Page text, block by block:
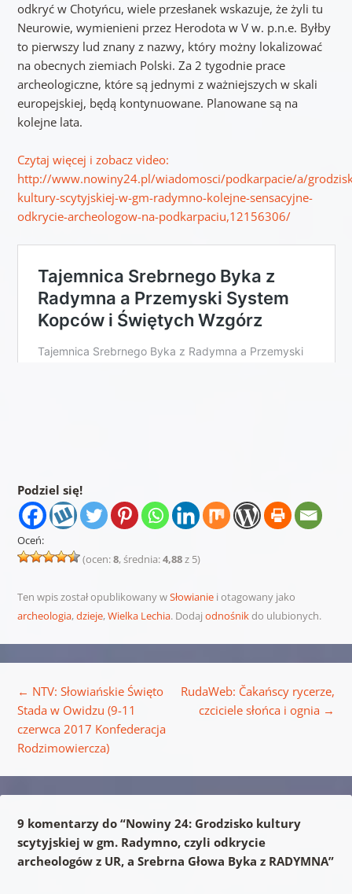
odkryć w Chotyńcu, wiele przesłanek wskazuje, że żyli tu
Neurowie, wymienieni przez Herodota w V w. p.n.e. Byłby
to pierwszy lud znany z nazwy, który możny lokalizować
na obecnych ziemiach Polski. Za 2 tygodnie prace
archeologiczne, które są jednymi z ważniejszych w skali
europejskiej, będą kontynuowane. Planowane są na
kolejne lata.
Czytaj więcej i zobacz video:
http://www.nowiny24.pl/wiadomosci/podkarpacie/a/
kultury-scytyjskiej-w-gm-radymno-kolejne-sensacyjne-
odkrycie-archeologow-na-podkarpaciu,12156306/
Podziel się!
Oceń:
(ocen:8, średnia:4,88z 5)
Ten wpis został opublikowany wSłowianiei otagowany jako
archeologia,dzieje,Wielka Lechia. Dodaj odnośnikdo ulubionych.
← NTV: Słowiańskie Święto
Stada w Owidzu (9-11
czerwca 2017 Konfederacja
Rodzimowiercza)
RudaWeb: Čakańscy rycerze,
czciciele słońca i ognia →
9 komentarzy do “Nowiny 24: Grodzisko kultury
scytyjskiej w gm. Radymno, czyli odkrycie
archeologów z UR, a Srebrna Głowa Byka z RADYMNA”